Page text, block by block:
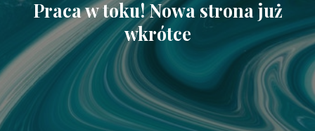
Praca w toku! Nowa strona już
wkrótce